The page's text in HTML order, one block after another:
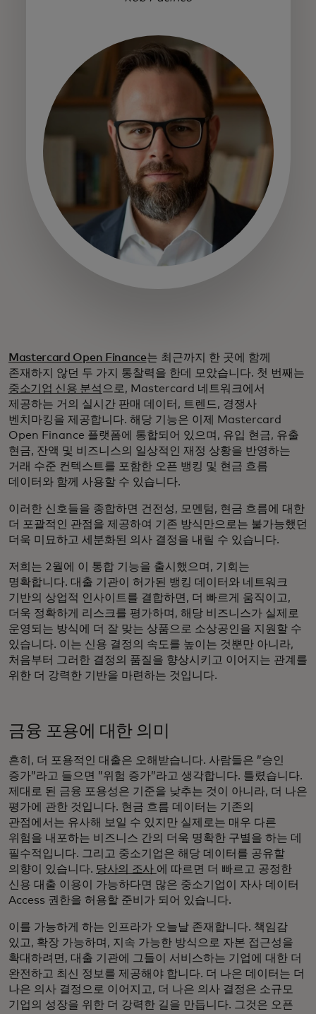
Mastercard Open Finance는 최근까지 한 곳에 함께
존재하지 않던 두 가지 통찰력을 한데 모았습니다. 첫 번째는
중소기업 신용 분석 으로, Mastercard 네트워크에서
제공하는 거의 실시간 판매 데이터, 트렌드, 경쟁사
벤치마킹을 제공합니다. 해당 기능은 이제 Mastercard
Open Finance 플랫폼에 통합되어 있으며, 유입 현금, 유출
현금, 잔액 및 비즈니스의 일상적인 재정 상황을 반영하는
거래 수준 컨텍스트를 포함한 오픈 뱅킹 및 현금 흐름
데이터와 함께 사용할 수 있습니다.
이러한 신호들을 종합하면 건전성, 모멘텀, 현금 흐름에 대한
더 포괄적인 관점을 제공하여 기존 방식만으로는 불가능했던
더욱 미묘하고 세분화된 의사 결정을 내릴 수 있습니다.
저희는 2월에 이 통합 기능을 출시했으며, 기회는
명확합니다. 대출 기관이 허가된 뱅킹 데이터와 네트워크
기반의 상업적 인사이트를 결합하면, 더 빠르게 움직이고,
더욱 정확하게 리스크를 평가하며, 해당 비즈니스가 실제로
운영되는 방식에 더 잘 맞는 상품으로 소상공인을 지원할 수
있습니다. 이는 신용 결정의 속도를 높이는 것뿐만 아니라,
처음부터 그러한 결정의 품질을 향상시키고 이어지는 관계를
위한 더 강력한 기반을 마련하는 것입니다.
금융 포용에 대한 의미
흔히, 더 포용적인 대출은 오해받습니다. 사람들은 ”승인
증가”라고 들으면 ”위험 증가”라고 생각합니다. 틀렸습니다.
제대로 된 금융 포용성은 기준을 낮추는 것이 아니라, 더 나은
평가에 관한 것입니다. 현금 흐름 데이터는 기존의
관점에서는 유사해 보일 수 있지만 실제로는 매우 다른
위험을 내포하는 비즈니스 간의 더욱 명확한 구별을 하는 데
필수적입니다. 그리고 중소기업은 해당 데이터를 공유할
의향이 있습니다. 당사의 조사 에 따르면 더 빠르고 공정한
신용 대출 이용이 가능하다면 많은 중소기업이 자사 데이터
Access 권한을 허용할 준비가 되어 있습니다.
이를 가능하게 하는 인프라가 오늘날 존재합니다. 책임감
있고, 확장 가능하며, 지속 가능한 방식으로 자본 접근성을
확대하려면, 대출 기관에 그들이 서비스하는 기업에 대한 더
완전하고 최신 정보를 제공해야 합니다. 더 나은 데이터는 더
나은 의사 결정으로 이어지고, 더 나은 의사 결정은 소규모
기업의 성장을 위한 더 강력한 길을 만듭니다. 그것은 오픈